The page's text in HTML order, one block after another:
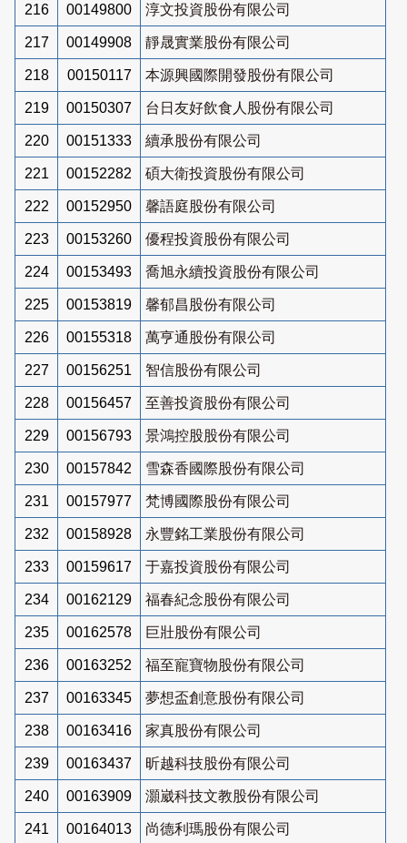
216 00149800 淳文投資股份有限公司
217 00149908 靜晟實業股份有限公司
218 00150117 本源興國際開發股份有限公司
219 00150307 台日友好飲食人股份有限公司
220 00151333 續承股份有限公司
221 00152282 碩大衛投資股份有限公司
222 00152950 馨語庭股份有限公司
223 00153260 優程投資股份有限公司
224 00153493 喬旭永續投資股份有限公司
225 00153819 馨郁昌股份有限公司
226 00155318 萬亨通股份有限公司
227 00156251 智信股份有限公司
228 00156457 至善投資股份有限公司
229 00156793 景鴻控股股份有限公司
230 00157842 雪森香國際股份有限公司
231 00157977 梵博國際股份有限公司
232 00158928 永豐銘工業股份有限公司
233 00159617 于嘉投資股份有限公司
234 00162129 福春紀念股份有限公司
235 00162578 巨壯股份有限公司
236 00163252 福至寵寶物股份有限公司
237 00163345 夢想盃創意股份有限公司
238 00163416 家真股份有限公司
239 00163437 昕越科技股份有限公司
240 00163909 灝崴科技文教股份有限公司
241 00164013 尚德利瑪股份有限公司